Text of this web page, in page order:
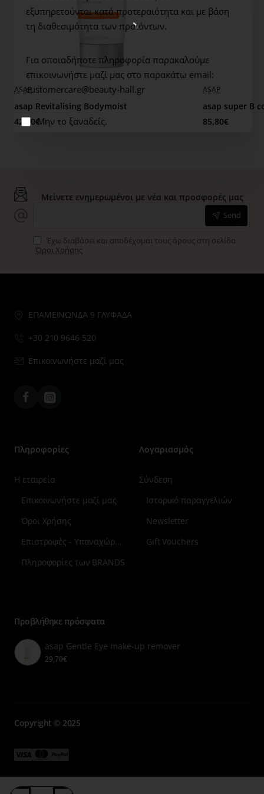
εξυπηρετούνται κατά προτεραιότητα και με βάση
τη διαθεσιμότητα των προϊόντων.
Για οποιαδήποτε πληροφορία παρακαλούμε
επικοινωνήστε μαζί μας στο παρακάτω email:
customercare@beauty-hall.gr
Μην το ξαναδείς.
Μέγεθος: 130ml
Ξεπλένετε με νερό, εάν το επιθυμείτε.
Beauty tip:Κατάλληλο για extensions βλεφαρίδων.
ASAP
asap Revitalising Bodymoist
42,90€
ASAP
asap super B
85,80€
Μείνετε ενημερωμένοι με νέα και προσφορές μας
Send
Έχω διαβάσει και αποδέχομαι τους όρους στη σελίδα
Όροι Χρήσης
ΕΠΑΜΕΙΝΩΝΔΑ 9 ΓΛΥΦΑΔΑ
+30 210 9646 520
Επικοινωνήστε μαζί μας
FacebookInstagram
Πληροφορίες
7
Η εταιρεία
Επικοινωνήστε μαζί μας
Όροι Χρήσης
Επιστροφές - Υπαναχώρηση
Πληροφορίες των BRANDS
Λογαριασμός
Σύνδεση
Ιστορικό παραγγελιών
Newsletter
Gift Vouchers
Προβλήθηκε πρόσφατα
asap Gentle Eye make-up remover
29,70€
Copyright © 2025
Μενού
επιλογή
Μενού
επιλογή
Μενού
επιλογή